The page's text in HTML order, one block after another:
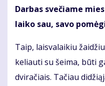
Darbas svečiame
laiko sau, savo
Taip, laisvalaikiu
keliauti su šeima, būti
dviračiais. Tačiau